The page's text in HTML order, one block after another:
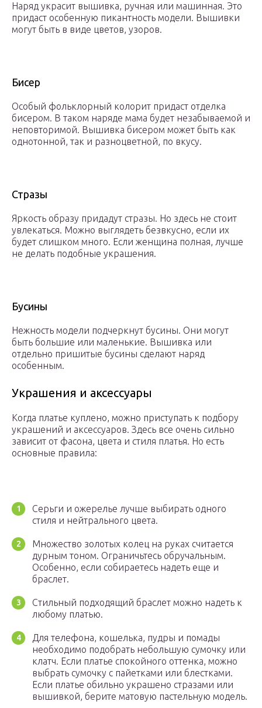
Наряд украсит вышивка, ручная или машинная. Это
придаст особенную пикантность модели. Вышивки
могут быть в виде цветов, узоров.
Бисер
Особый фольклорный колорит придаст отделка
бисером. В таком наряде мама будет незабываемой и
неповторимой. Вышивка бисером может быть как
однотонной, так и разноцветной, по вкусу.
Стразы
Яркость образу придадут стразы. Но здесь не стоит
увлекаться. Можно выглядеть безвкусно, если их
будет слишком много. Если женщина полная, лучше
не делать подобные украшения.
Бусины
Нежность модели подчеркнут бусины. Они могут
быть большие или маленькие. Вышивка или
отдельно пришитые бусины сделают наряд
особенным.
Украшения и аксессуары
Когда платье куплено, можно приступать к подбору
украшений и аксессуаров. Здесь все очень сильно
зависит от фасона, цвета и стиля платья. Но есть
основные правила:
Серьги и ожерелье лучше выбирать одного
стиля и нейтрального цвета.
Множество золотых колец на руках считается
дурным тоном. Ограничьтесь обручальным.
Особенно, если собираетесь надеть еще и
браслет.
Стильный подходящий браслет можно надеть к
любому платью.
Для телефона, кошелька, пудры и помады
необходимо подобрать небольшую сумочку или
клатч. Если платье спокойного оттенка, можно
выбрать сумочку с пайетками или блестками.
Если платье обильно украшено стразами или
вышивкой, берите матовую пастельную модель.